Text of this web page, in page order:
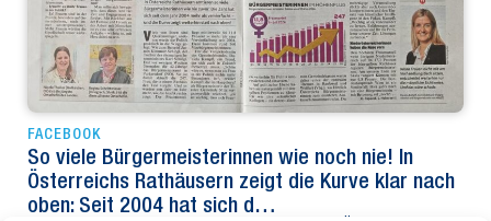
FACEBOOK
So viele Bürgermeisterinnen wie noch nie! In
Österreichs Rathäusern zeigt die Kurve klar nach
oben: Seit 2004 hat sich d…